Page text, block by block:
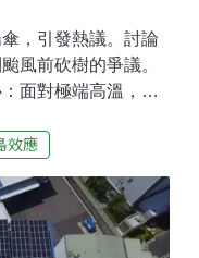
，引發熱議。討論
風前砍樹的爭議。
面對極端高溫，市
標準與整體規劃。
量。各縣市若要進
施外觀、造價成
，使大眾可以檢視
效應